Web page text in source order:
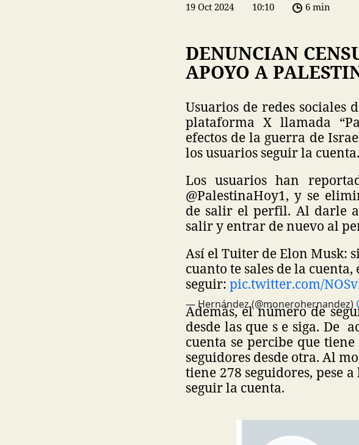
19 Oct 2024 10:10 6 min
DENUNCIAN
APOYO A
Usuarios de redes
plataforma X llamada
efectos de la guerra de
los usuarios seguir la cuenta.
Los usuarios han
@PalestinaHoy1, y se
de salir el perfil. Al darle
salir y entrar de nuevo al
Así el Tuiter de Elon Musk:
cuanto te sales de la
seguir: pic.twitter.com/
— Hernández (@monerohernandez)
Además, el número de
desde las que s e siga. De
cuenta se percibe que
seguidores desde otra. Al
tiene 278 seguidores, pese
seguir la cuenta.